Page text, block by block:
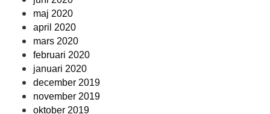
maj 2020
april 2020
mars 2020
februari 2020
januari 2020
december 2019
november 2019
oktober 2019